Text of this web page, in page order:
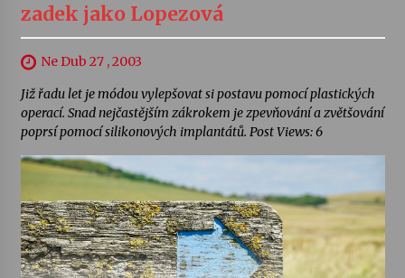
zadek jako Lopezová
Ne Dub 27 , 2003
Již řadu let je módou vylepšovat si postavu pomocí plastických
operací. Snad nejčastějším zákrokem je zpevňování a zvětšování
poprsí pomocí silikonových implantátů. Post Views: 6